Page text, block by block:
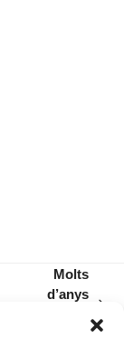
Molts
d’anys